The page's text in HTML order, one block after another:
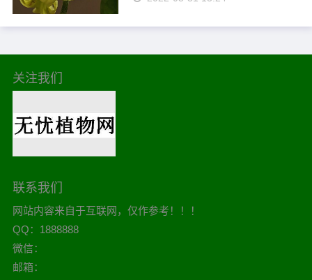
的生长旺季勤施肥，出现害虫及
幸福树每年都会开花。 幸福树会
关注我们
联系我们
网站内容来自于互联网，仅作参考！！！
QQ：1888888
微信：
邮箱：